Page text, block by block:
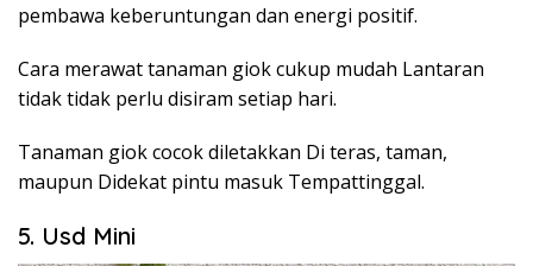
pembawa keberuntungan dan energi positif.
Cara merawat tanaman giok cukup mudah Lantaran
tidak tidak perlu disiram setiap hari.
Tanaman giok cocok diletakkan Di teras, taman,
maupun Didekat pintu masuk Tempattinggal.
5. Usd Mini